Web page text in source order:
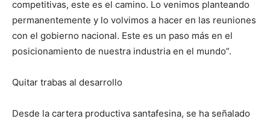
competitivas, este es el camino. Lo venimos planteando
permanentemente y lo volvimos a hacer en las reuniones
con el gobierno nacional. Este es un paso más en el
posicionamiento de nuestra industria en el mundo”.
Quitar trabas al desarrollo
Desde la cartera productiva santafesina, se ha señalado